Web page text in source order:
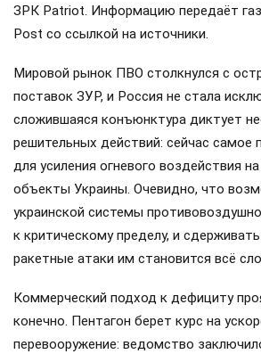
ЗРК Patriot. Информацию передаёт
Post со ссылкой на источники.
Мировой рынок ПВО столкнулся с
поставок ЗУР, и Россия не стала
сложившаяся конъюнктура диктует
решительных действий: сейчас самое
для усиления огневого воздействия
объекты Украины. Очевидно, что
украинской системы
к критическому пределу, и
ракетные атаки им становится всё
Коммерческий подход к дефициту
конечно. Пентагон берет курс на
перевооружение: ведомство